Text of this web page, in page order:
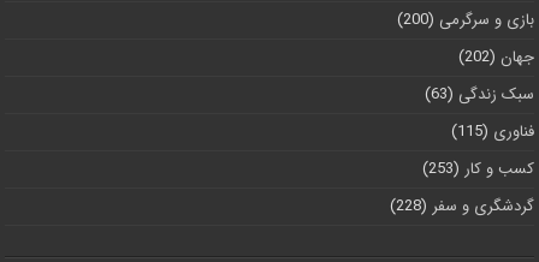
بازی و سرگرمی (200)
جهان (202)
سبک زندگی (63)
فناوری (115)
کسب و کار (253)
گردشگری و سفر (228)